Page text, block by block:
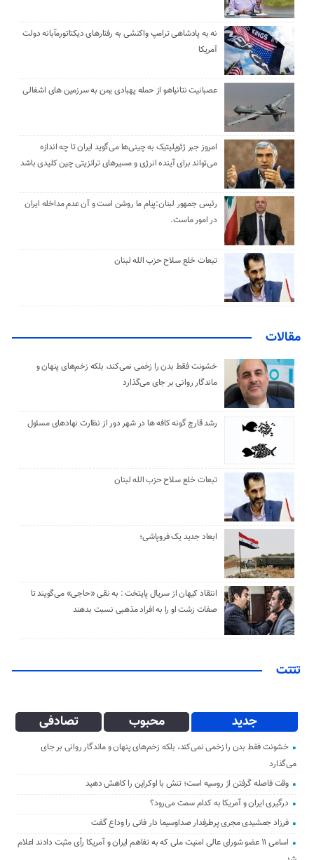
نه به پادشاهی ترامپ واکنشی به رفتارهای دیکتاتورمآبانه دولت
آمریکا
عصبانیت نتانیاهو از حمله پهبادی یمن به سرزمین های اشغالی
امروز جبر ژئوپلیتیک به چینی‌ها می‌گوید ایران تا چه اندازه
می‌تواند برای آینده انرژی و مسیرهای ترانزیتی چین کلیدی باشد
رئیس جمهور لبنان:پیام ما روشن است و آن عدم مداخله ایران
در امور ماست.
تبعات خلع سلاح حزب الله لبنان
مقالات
خشونت فقط بدن را زخمی نمی‌کند، بلکه زخم‌های پنهان و
ماندگار روانی بر جای می‌گذارد
رشد قارچ گونه کافه ها در شهر دور از نظارت نهادهای مسئول
تبعات خلع سلاح حزب الله لبنان
ابعاد جدید یک فروپاشی؛
انتقاد کیهان از سریال پایتخت : به نقی «حاجی» می‌گویند تا
صفات زشت او را به افراد مذهبی نسبت بدهند
تتتت
جدید محبوب تصادفی
خشونت فقط بدن را زخمی نمی‌کند، بلکه زخم‌های پنهان و ماندگار روانی بر جای
می‌گذارد
وقت فاصله گرفتن از روسیه است؛ تنش با اوکراین را کاهش دهید
درگیری ایران و آمریکا به کدام سمت می‌رود؟
فرزاد جمشیدی مجری پرطرفدار صداوسیما دار فانی را وداع گفت
اسامی ۱۱ عضو شورای عالی امنیت ملی که به تفاهم ایران و آمریکا رأی مثبت دادند اعلام